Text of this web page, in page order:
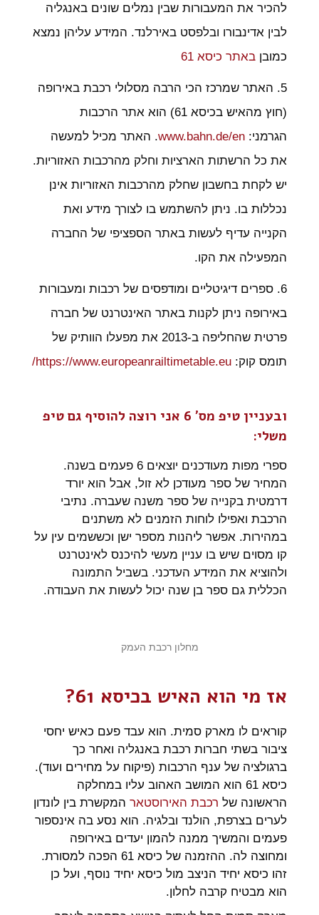
להכיר את המעבורות שבין נמלים שונים באנגליה
לבין אדינבורו ובלפסט באירלנד. המידע עליהן נמצא
כמובן באתר כיסא 61
5. האתר שמרכז הכי הרבה מסלולי רכבת באירופה
(חוץ מהאיש בכיסא 61) הוא אתר הרכבות
הגרמני: www.bahn.de/en. האתר מכיל למעשה
את כל הרשתות הארציות וחלק מהרכבות האזוריות.
יש לקחת בחשבון שחלק מהרכבות האזוריות אינן
נכללות בו. ניתן להשתמש בו לצורך מידע ואת
הקנייה עדיף לעשות באתר הספציפי של החברה
המפעילה את הקו.
6. ספרים דיגיטליים ומודפסים של רכבות ומעבורות
באירופה ניתן לקנות באתר האינטרנט של חברה
פרטית שהחליפה ב-2013 את מפעלו הוותיק של
תומס קוק: https://www.europeanrailtimetable.eu/
ובעניין טיפ מס' 6 אני רוצה להוסיף גם טיפ
משלי:
ספרי מפות מעודכנים יוצאים 6 פעמים בשנה.
המחיר של ספר מעודכן לא זול, אבל הוא יורד
דרמטית בקנייה של ספר משנה שעברה. נתיבי
הרכבת ואפילו לוחות הזמנים לא משתנים
במהירות. אפשר ליהנות מספר ישן וכששמים עין על
קו מסוים שיש בו עניין מעשי להיכנס לאינטרנט
ולהוציא את המידע העדכני. בשביל התמונה
הכללית גם ספר בן שנה יכול לעשות את העבודה.
מחלון רכבת העמק
אז מי הוא האיש בכיסא 61?
קוראים לו מארק סמית. הוא עבד פעם כאיש יחסי
ציבור בשתי חברות רכבת באנגליה ואחר כך
ברגולציה של ענף הרכבות (פיקוח על מחירים ועוד).
כיסא 61 הוא המושב האהוב עליו במחלקה
הראשונה של רכבת האירוסטאר המקשרת בין לונדון
לערים בצרפת, הולנד ובלגיה. הוא נסע בה אינספור
פעמים והמשיך ממנה להמון יעדים באירופה
ומחוצה לה. ההזמנה של כיסא 61 הפכה למסורת.
זהו כיסא יחיד הניצב מול כיסא יחיד נוסף, ועל כן
הוא מבטיח קרבה לחלון.